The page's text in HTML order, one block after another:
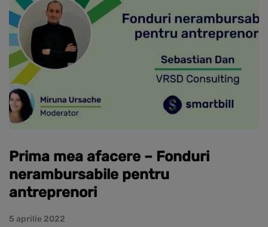
Prima mea afacere – Fonduri
nerambursabile pentru
antreprenori
5 aprilie 2022